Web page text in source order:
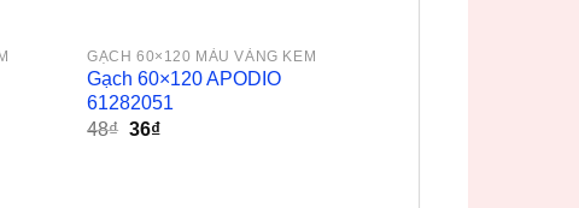
GẠCH 60×120 MÀU VÀNG KEM
Gạch 60×120 APODIO
61282051
48₫ Giá
36₫Giá